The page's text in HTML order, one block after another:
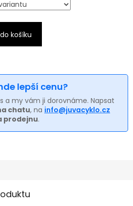
košíku
lepší cenu?
a my vám ji dorovnáme. Napsat
chatu, na info@juvacyklo.cz
prodejnu.